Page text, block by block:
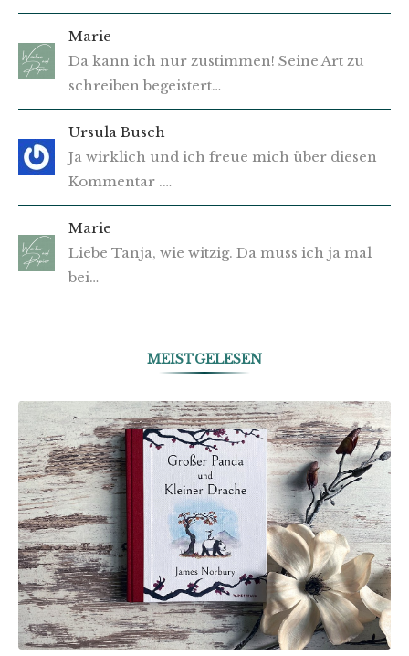
Marie
Da kann ich nur zustimmen! Seine Art zu
schreiben begeistert…
Ursula Busch
Ja wirklich und ich freue mich über diesen
Kommentar .…
Marie
Liebe Tanja, wie witzig. Da muss ich ja mal
bei…
MEISTGELESEN